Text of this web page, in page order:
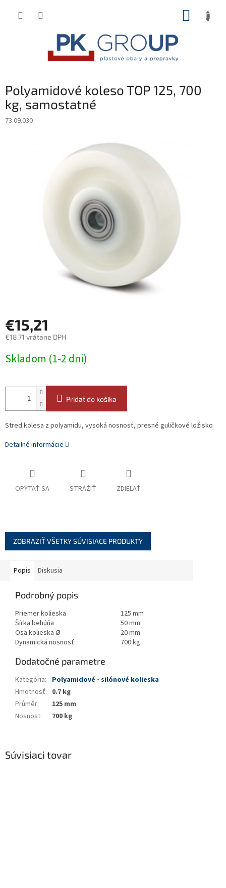
Polyamidové koleso TOP 125, 700
kg, samostatné
73.09.030
€15,21
€18,71 vrátane DPH
cena:
Skladom (1-2 dni)
Pridať do košíka
Stred kolesa z polyamidu, vysoká nosnosť, presné guličkové ložisko
Detailné informácie
OPÝTAŤ SA STRÁŽIŤ ZDIEĽAŤ
Súvisiaci tovar
ZOBRAZIŤ VŠETKY SÚVISIACE PRODUKTY
Popis Diskusia
Podrobný popis
Priemer kolieska
125 mm
Šírka behúňa
50 mm
Osa kolieska Ø
20 mm
Dynamická nosnosť
700 kg
Dodatočné parametre
Kategória:
Polyamidové - silónové kolieska
Hmotnosť: 0.7 kg
Průměr:
125 mm
Nosnost: 700 kg